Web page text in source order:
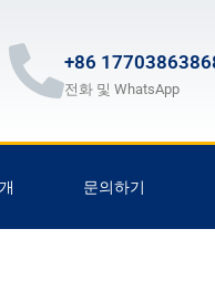
+86
전화 및 WhatsApp
문의하기